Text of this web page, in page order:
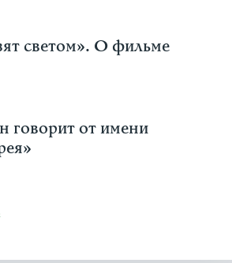
светом». О фильме
говорит от имени